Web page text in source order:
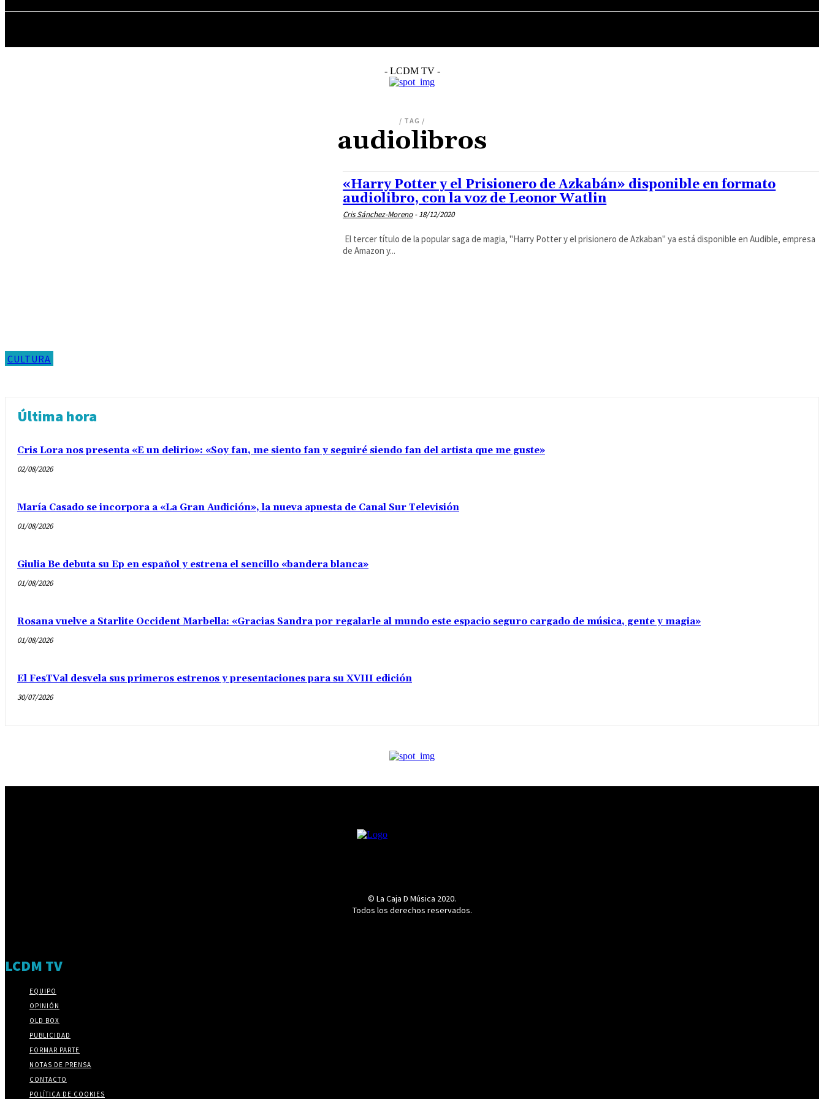
- LCDM TV -
/ TAG /
audiolibros
CULTURA
«Harry Potter y el Prisionero de Azkabán» disponible en formato
audiolibro, con la voz de Leonor Watlin
Cris Sánchez-Moreno - 18/12/2020
El tercer título de la popular saga de magia, "Harry Potter y el prisionero de Azkaban" ya está disponible en Audible, empresa
de Amazon y...
Última hora
Cris Lora nos presenta «E un delirio»: «Soy fan, me siento fan y seguiré siendo fan del artista que me guste»
02/08/2026
María Casado se incorpora a «La Gran Audición», la nueva apuesta de Canal Sur Televisión
01/08/2026
Giulia Be debuta su Ep en español y estrena el sencillo «bandera blanca»
01/08/2026
Rosana vuelve a Starlite Occident Marbella: «Gracias Sandra por regalarle al mundo este espacio seguro cargado de música, gente y magia»
01/08/2026
El FesTVal desvela sus primeros estrenos y presentaciones para su XVIII edición
30/07/2026
© La Caja D Música 2020.
Todos los derechos reservados.
LCDM TV
EQUIPO
OPINIÓN
OLD BOX
PUBLICIDAD
FORMAR PARTE
NOTAS DE PRENSA
CONTACTO
POLÍTICA DE COOKIES